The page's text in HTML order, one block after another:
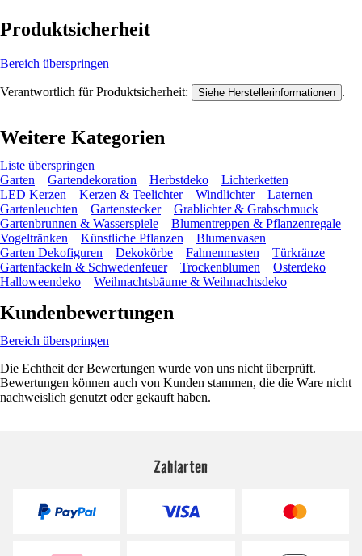
Produktsicherheit
Bereich überspringen
Verantwortlich für Produktsicherheit: Siehe Herstellerinformationen .
Weitere Kategorien
Liste überspringen
Garten
Gartendekoration Herbstdeko
Lichterketten
LED Kerzen
Kerzen & Teelichter Windlichter
Laternen
Gartenleuchten
Gartenstecker
Grablichter & Grabschmuck
Gartenbrunnen & Wasserspiele
Blumentreppen & Pflanzenregale
Vogeltränken
Künstliche Pflanzen
Blumenvasen
Garten Dekofiguren
Dekokörbe Fahnenmasten
Türkränze
Gartenfackeln & Schwedenfeuer
Trockenblumen
Osterdeko
Halloweendeko
Weihnachtsbäume & Weihnachtsdeko
Kundenbewertungen
Bereich überspringen
Die Echtheit der Bewertungen wurde von uns nicht überprüft.
Bewertungen können auch von Kunden stammen, die die Ware nicht
nachweislich genutzt oder gekauft haben.
Zahlarten